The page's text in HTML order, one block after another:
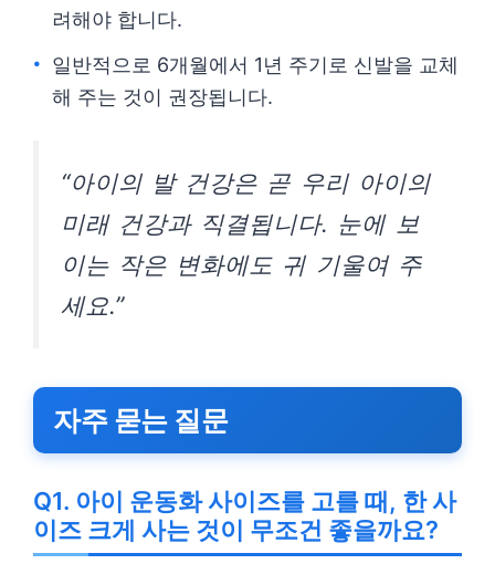
려해야 합니다.
일반적으로 6개월에서 1년 주기로 신발을 교체
해 주는 것이 권장됩니다.
“아이의 발 건강은 곧 우리 아이의
미래 건강과 직결됩니다. 눈에 보
이는 작은 변화에도 귀 기울여 주
세요.”
자주 묻는 질문
Q1. 아이 운동화 사이즈를 고를 때, 한 사
이즈 크게 사는 것이 무조건 좋을까요?